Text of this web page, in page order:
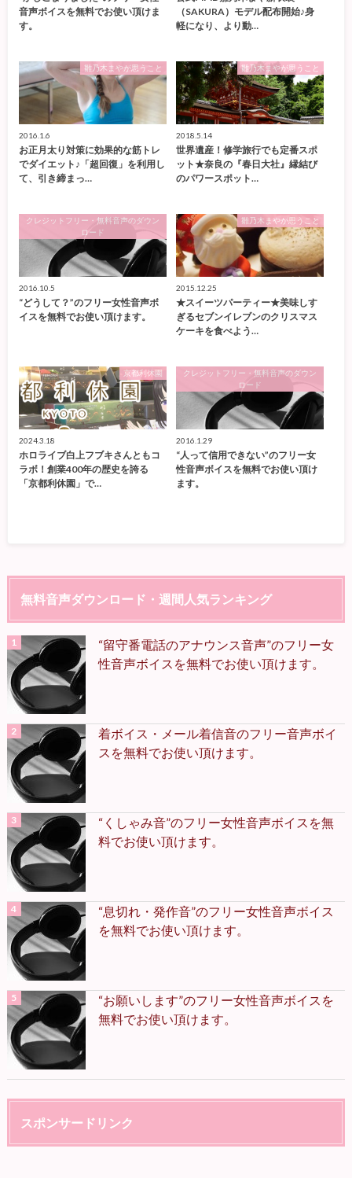
音声ボイスを無料でお使い頂けま
す。
（SAKURA）モデル配布開始♪身
軽になり、より動…
雛乃木まやが思うこと
2016.1.6
お正月太り対策に効果的な筋トレ
でダイエット♪「超回復」を利用し
て、引き締まっ…
雛乃木まやが思うこと
2018.5.14
世界遺産！修学旅行でも定番スポ
ット★奈良の『春日大社』縁結び
のパワースポット…
クレジットフリー・無料音声のダウン
ロード
2016.10.5
“どうして？”のフリー女性音声ボ
イスを無料でお使い頂けます。
雛乃木まやが思うこと
2015.12.25
★スイーツパーティー★美味しす
ぎるセブンイレブンのクリスマス
ケーキを食べよう…
京都利休園
2024.3.18
ホロライブ白上フブキさんともコ
ラボ！創業400年の歴史を誇る
「京都利休園」で…
クレジットフリー・無料音声のダウン
ロード
2016.1.29
“人って信用できない”のフリー女
性音声ボイスを無料でお使い頂け
ます。
無料音声ダウンロード・週間人気ランキング
“留守番電話のアナウンス音声”のフリー女
性音声ボイスを無料でお使い頂けます。
着ボイス・メール着信音のフリー音声ボイ
スを無料でお使い頂けます。
“くしゃみ音”のフリー女性音声ボイスを無
料でお使い頂けます。
“息切れ・発作音”のフリー女性音声ボイス
を無料でお使い頂けます。
“お願いします”のフリー女性音声ボイスを
無料でお使い頂けます。
スポンサードリンク